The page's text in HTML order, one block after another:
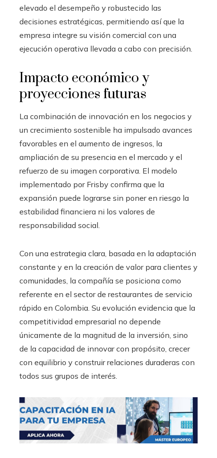
elevado el desempeño y robustecido las
decisiones estratégicas, permitiendo así que la
empresa integre su visión comercial con una
ejecución operativa llevada a cabo con precisión.
Impacto económico y
proyecciones futuras
La combinación de innovación en los negocios y
un crecimiento sostenible ha impulsado avances
favorables en el aumento de ingresos, la
ampliación de su presencia en el mercado y el
refuerzo de su imagen corporativa. El modelo
implementado por Frisby confirma que la
expansión puede lograrse sin poner en riesgo la
estabilidad financiera ni los valores de
responsabilidad social.
Con una estrategia clara, basada en la adaptación
constante y en la creación de valor para clientes y
comunidades, la compañía se posiciona como
referente en el sector de restaurantes de servicio
rápido en Colombia. Su evolución evidencia que la
competitividad empresarial no depende
únicamente de la magnitud de la inversión, sino
de la capacidad de innovar con propósito, crecer
con equilibrio y construir relaciones duraderas con
todos sus grupos de interés.